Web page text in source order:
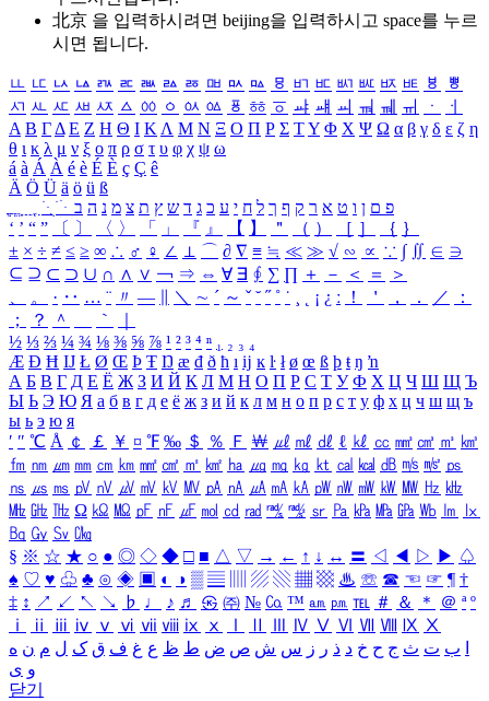
北京 을 입력하시려면 beijing을 입력하시고 space를 누르
시면 됩니다.
ㅥ ㅦ ㅧ ㅨ ㅩ ㅪ ㅫ ㅬ ㅭ ㅮ ㅯ ㅰ ㅱ ㅲ ㅳ ㅴ ㅵ ㅶ ㅷ ㅸ
ㅹ
ㅺ ㅻ ㅼ ㅽ ㅾ ㅿ ㆀ ㆁ ㆂ ㆃ ㆄ ㆅ ㆆ ㆇ ㆈ ㆉ ㆊ ㆋ ㆌ ㆍ
ㆎ
Α Β ΓΔ Ε Ζ Η Θ Ι ΚΛ Μ Ν Ξ Ο Π Ρ Σ ΤΥ Φ Χ Ψ Ω α β γ δ ε ζ η
θ ι κ λ μ ν ξ ο π ρ σ τ υ φ χ ψ ω
á à Á À é è É È ç Ç ê
Ä Ö Ü ä ö ü ß
ִֶֹ ֻּ ׁׂ פ ם ן ו ט א ר ק ף ך ל ח י ע כ ג ד ש ץ ת צ מ נ ה ב
‘ ’ “ ” 〔 〕 〈 〉 「 」 『 』 【 】 ＂ （ ） ［ ］ ｛ ｝
± × ÷ ≠ ≤ ≥ ∞ ∴ ♂ ♀ ∠ ⊥ ⌒ ∂ ∇ ≡ ≒ ≪ ≫ √ ∽ ∝ ∵ ∫ ∬ ∈ ∋
⊆ ⊇ ⊂ ⊃ ∪ ∩ ∧ ∨ ￢ ⇒ ⇔ ∀ ∃ ∮ ∑ ∏ ＋ － ＜ ＝
＞
、
。 · ‥ … ¨ 〃 ― ＼ ∼ ´ ～ ˇ ˘ ˝ ˚ ˙ ¸ ¡ ¿ ː ！ ＇ ， ． ／
：
；
？ ＾ ｀
½ ⅓ ⅔ ¼ ¾ ⅛ ⅜ ⅝ ⅞ ¹ ² ³ ⁴ ⁿ ₁ ₂ ₃ ₄
Æ Ð Ħ Ĳ Ł Ø Œ Þ Ŧ Ŋ æ đ ð ħ ı ĳ ĸ ŀ ł ø œ ß þ ŧ ŋ ŉ
А Б В Г Д Е Ё Ж З И Й К Л М Н О П Р С Т У Ф Х Ц Ч Ш Щ Ъ
Ы Ь Э Ю Я а б в г д е ё ж з и й к л м н о п р с т у ф х ц ч ш щ ъ
ы ь э ю я
′ ″ ℃ Å ￠ ￡ ￥ ¤ ℉ ‰ ＄ ％ Ｆ ￦ ㎕ ㎖ ㎗ ℓ ㎘ ㏄ ㎣ ㎤ ㎥ ㎦
㎙ ㎚ ㎛ ㎜ ㎝ ㎞ ㎟ ㎠ ㎡ ㎢ ㏊ ㎍ ㎎ ㎏ ㏏ ㎈ ㎉ ㏈ ㎧ ㎨ ㎰
㎱ ㎲ ㎳ ㎴ ㎵ ㎶ ㎷ ㎸ ㎹ ㎀ ㎁ ㎂ ㎃ ㎄ ㎺ ㎻ ㎽ ㎾ ㎿ ㎐ ㎑
㎒ ㎓ ㎔ Ω ㏀ ㏁ ㎊ ㎋ ㎌ ㏖ ㏅ ㎭ ㎮ ㎯ ㏛ ㎩ ㎪ ㎫ ㎬ ㏝ ㏐
㏓
㏃ ㏉ ㏜ ㏆
§ ※ ☆ ★ ○ ● ◎ ◇ ◆ □ ■ △ ▽ → ← ↑ ↓ ↔ 〓 ◁ ◀ ▷ ▶ ♤
♠ ♡ ♥ ♧ ♣ ⊙ ◈ ▣ ◐ ◑ ▒ ▤ ▨ ▧ ▦ ▩ ♨ ☏ ☎ ☜ ☞ ¶ †
‡ ↕ ↗ ↙ ↖ ↘ ♭ ♩ ♪ ♬ ㉿ ㈜ № ㏇ ™ ㏂ ㏘ ℡ ＃ ＆ ＊ ＠ ª º
ⅰ
ⅱ ⅲ ⅳ ⅴ ⅵ ⅶ ⅷ ⅸ ⅹ Ⅳ Ⅴ Ⅵ Ⅶ Ⅷ Ⅸ Ⅹ
ب ت ث ج ح خ د ذ ر ز س ش ص ض ط ظ ع غ ف ق ک ل م ن ه
و ی
닫기